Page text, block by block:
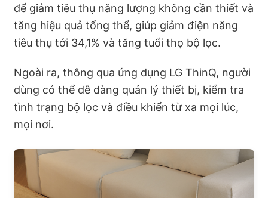
để giảm tiêu thụ năng lượng không cần thiết và
tăng hiệu quả tổng thể, giúp giảm điện năng
tiêu thụ tới 34,1% và tăng tuổi thọ bộ lọc.
Ngoài ra, thông qua ứng dụng LG ThinQ, người
dùng có thể dễ dàng quản lý thiết bị, kiểm tra
tình trạng bộ lọc và điều khiển từ xa mọi lúc,
mọi nơi.